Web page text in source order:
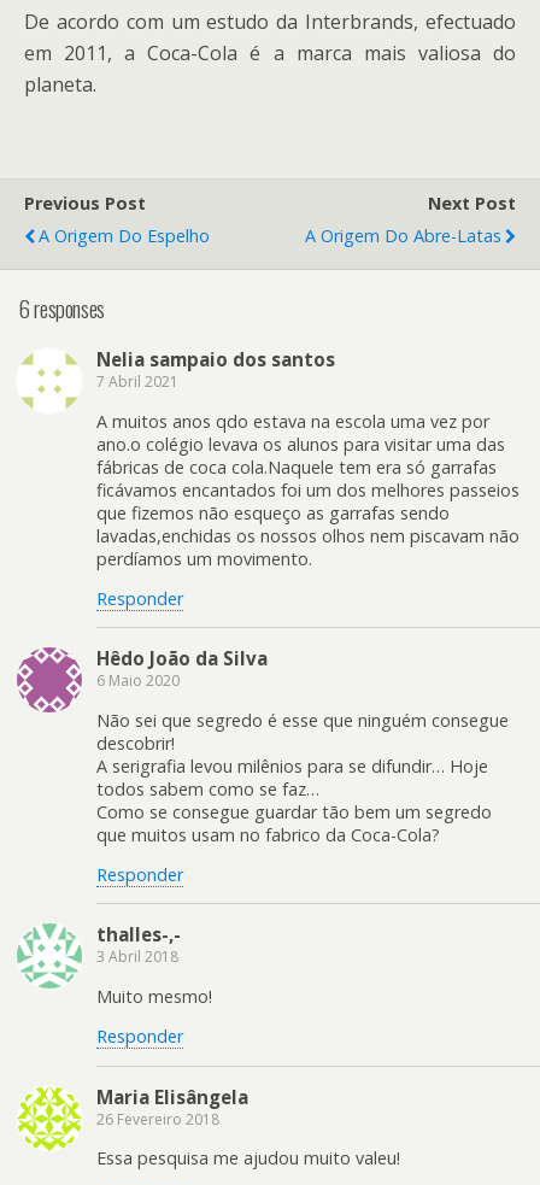
De acordo com um estudo da Interbrands, efectuado
em 2011, a Coca-Cola é a marca mais valiosa do
planeta.
Previous Post
A Origem Do Espelho
Next Post
A Origem Do Abre-Latas
6 responses
Nelia sampaio dos santos
7 Abril 2021
A muitos anos qdo estava na escola uma vez por
ano.o colégio levava os alunos para visitar uma das
fábricas de coca cola.Naquele tem era só garrafas
ficávamos encantados foi um dos melhores passeios
que fizemos não esqueço as garrafas sendo
lavadas,enchidas os nossos olhos nem piscavam não
perdíamos um movimento.
Responder
Hêdo João da Silva
6 Maio 2020
Não sei que segredo é esse que ninguém consegue
descobrir!
A serigrafia levou milênios para se difundir… Hoje
todos sabem como se faz…
Como se consegue guardar tão bem um segredo
que muitos usam no fabrico da Coca-Cola?
Responder
thalles-,-
3 Abril 2018
Muito mesmo!
Responder
Maria Elisângela
26 Fevereiro 2018
Essa pesquisa me ajudou muito valeu!